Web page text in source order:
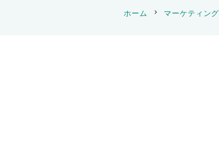
ホーム chevron_right マーケティング